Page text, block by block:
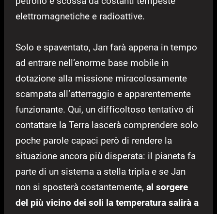
elettromagnetiche e radioattive.
Solo e spaventato, Jan farà appena in tempo
ad entrare nell’enorme base mobile in
dotazione alla missione miracolosamente
scampata all’atterraggio e apparentemente
funzionante. Qui, un difficoltoso tentativo di
contattare la Terra lascerà comprendere solo
poche parole capaci però di rendere la
situazione ancora più disperata: il pianeta fa
parte di un sistema a stella tripla e se Jan
non si sposterà costantemente, al sorgere
del più vicino dei soli la temperatura salirà a